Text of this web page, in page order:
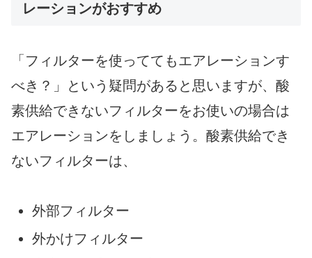
レーションがおすすめ
「フィルターを使っててもエアレーションす
べき？」という疑問があると思いますが、酸
素供給できないフィルターをお使いの場合は
エアレーションをしましょう。酸素供給でき
ないフィルターは、
外部フィルター
外かけフィルター